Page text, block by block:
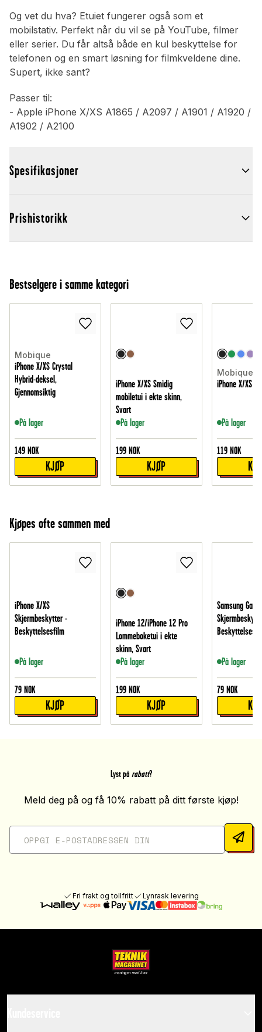
Og vet du hva? Etuiet fungerer også som et
mobilstativ. Perfekt når du vil se på YouTube, filmer
eller serier. Du får altså både en kul beskyttelse for
telefonen og en smart løsning for filmkveldene dine.
Supert, ikke sant?
Passer til:
- Apple iPhone X/XS A1865 / A2097 / A1901 / A1920 /
A1902 / A2100
Spesifikasjoner
Prishistorikk
Bestselgere i samme kategori
Mobique
iPhone X/XS Crystal
Hybrid-deksel,
Gjennomsiktig
På lager
149 NOK
KJØP
iPhone X/XS Smidig
mobiletui i ekte skinn,
Svart
På lager
199 NOK
KJØP
Mobique
iPhone X/XS
På lager
119 NOK
Kjøpes ofte sammen med
iPhone X/XS
Skjermbeskytter -
Beskyttelsesfilm
På lager
79 NOK
KJØP
iPhone 12/iPhone 12 Pro
Lommeboketui i ekte
skinn, Svart
På lager
199 NOK
KJØP
Samsung
På lager
79 NOK
Lyst på rabatt?
Meld deg på og få 10% rabatt på ditt første kjøp!
Fri frakt og tollfritt Lynrask levering